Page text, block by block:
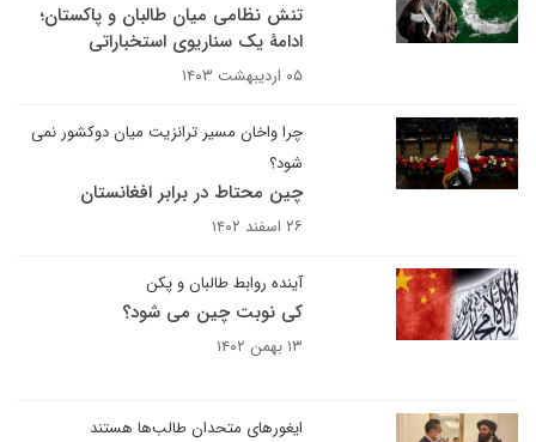
تنش نظامی میان طالبان و پاکستان؛
ادامۀ یک سناریوی استخباراتی
۰۵ اردیبهشت ۱۴۰۳
چرا واخان مسیر ترانزیت میان دوکشور نمی
شود؟
چین محتاط در برابر افغانستان
۲۶ اسفند ۱۴۰۲
آینده روابط طالبان و پکن
کی نوبت چین می شود؟
۱۳ بهمن ۱۴۰۲
ایغورهای متحدان طالب‌ها هستند